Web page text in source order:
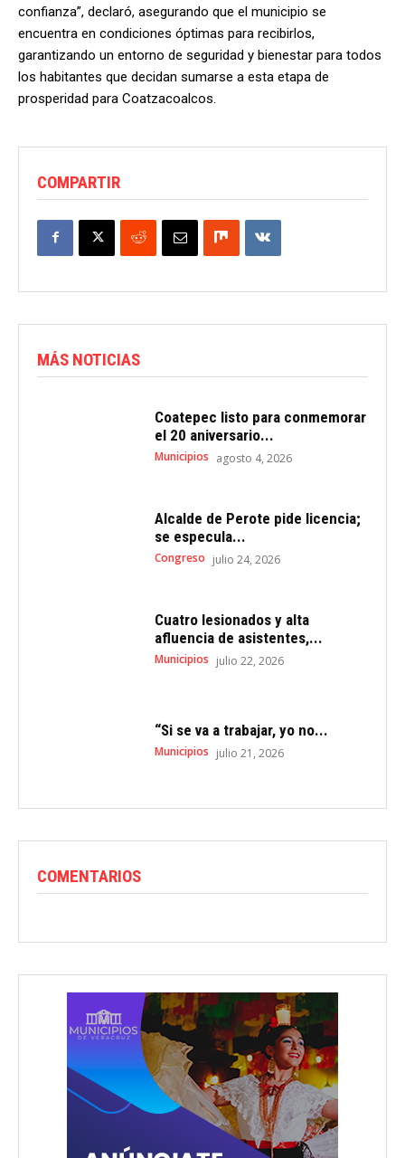
confianza”, declaró, asegurando que el municipio se
encuentra en condiciones óptimas para recibirlos,
garantizando un entorno de seguridad y bienestar para todos
los habitantes que decidan sumarse a esta etapa de
prosperidad para Coatzacoalcos.
COMPARTIR
MÁS NOTICIAS
Coatepec listo para conmemorar
el 20 aniversario...
Municipios agosto 4, 2026
Alcalde de Perote pide licencia;
se especula...
Congreso julio 24, 2026
Cuatro lesionados y alta
afluencia de asistentes,...
Municipios julio 22, 2026
“Si se va a trabajar, yo no...
Municipios julio 21, 2026
COMENTARIOS